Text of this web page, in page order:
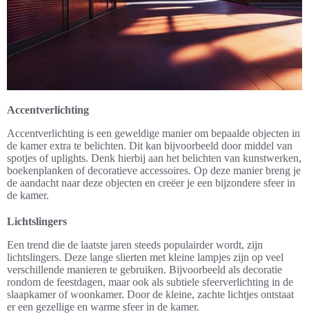
Accentverlichting
Accentverlichting is een geweldige manier om bepaalde objecten in
de kamer extra te belichten. Dit kan bijvoorbeeld door middel van
spotjes of uplights. Denk hierbij aan het belichten van kunstwerken,
boekenplanken of decoratieve accessoires. Op deze manier breng je
de aandacht naar deze objecten en creëer je een bijzondere sfeer in
de kamer.
Lichtslingers
Een trend die de laatste jaren steeds populairder wordt, zijn
lichtslingers. Deze lange slierten met kleine lampjes zijn op veel
verschillende manieren te gebruiken. Bijvoorbeeld als decoratie
rondom de feestdagen, maar ook als subtiele sfeerverlichting in de
slaapkamer of woonkamer. Door de kleine, zachte lichtjes ontstaat
er een gezellige en warme sfeer in de kamer.